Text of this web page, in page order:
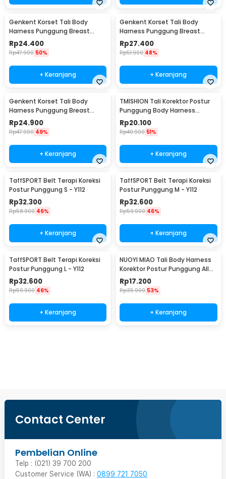
Genkent Korset Tali Body
Harness Punggung Breast
Support S - BBJ-16
Rp24.400
Rp47.900 50%
+ Keranjang
Genkent Korset Tali Body
Harness Punggung Breast
Support M - BBJ-16
Rp27.400
Rp51.900 48%
+ Keranjang
Genkent Korset Tali Body
Harness Punggung Breast
Support L - BBJ-16
Rp24.900
Rp47.900 49%
+ Keranjang
TMISHION Tali Korektor Postur
Punggung Body Harness
Posture Corrector - BBJ-16
Rp20.100
Rp40.900 51%
+ Keranjang
TaffSPORT Belt Terapi Koreksi
Postur Punggung S - Y112
Rp32.300
Rp58.900 46%
+ Keranjang
TaffSPORT Belt Terapi Koreksi
Postur Punggung M - Y112
Rp32.600
Rp59.900 46%
+ Keranjang
TaffSPORT Belt Terapi Koreksi
Postur Punggung L - Y112
Rp32.600
Rp59.900 46%
+ Keranjang
NUOYI MIAO Tali Body Harness
Korektor Postur Punggung All
Size - NY-15
Rp17.200
Rp35.900 53%
+ Keranjang
Contact Center
Pembelian Online
Telp : (021) 39 700 200
Customer Service (WA) : 0899 721 7050